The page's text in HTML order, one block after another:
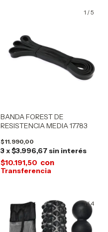
1 /5
BANDA FOREST DE
RESISTENCIA MEDIA 17783
$11.990,00
3x$3.996,67 sin interés
$10.191,50 con
1/4